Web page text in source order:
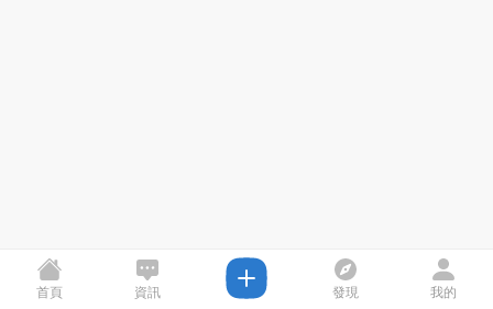
首頁 資訊 發現 我的